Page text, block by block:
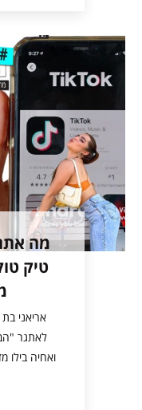
מה
טיק
אריאני
לאתגר
ואחיה בילו